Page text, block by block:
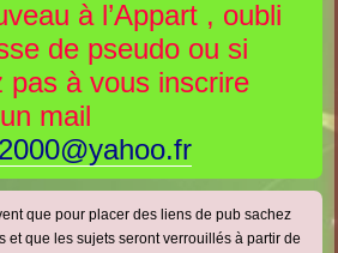
à l’Appart , oubli
de pseudo ou si
pas à vous inscrire
mail
que pour placer des liens de pub sachez
et que les sujets seront verrouillés à partir de